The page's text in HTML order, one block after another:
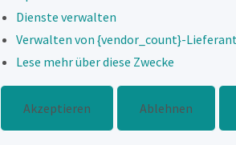
Dienste verwalten
Verwalten von {vendor_count}-
Lese mehr über diese Zwecke
Akzeptieren Ablehnen